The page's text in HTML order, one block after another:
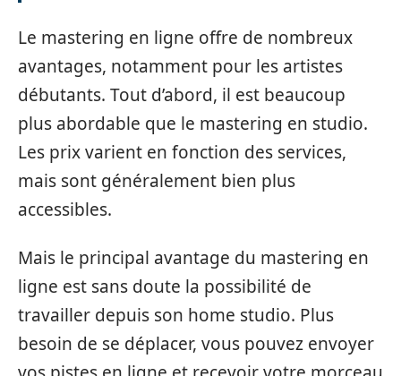
Le mastering en ligne offre de nombreux
avantages, notamment pour les artistes
débutants. Tout d’abord, il est beaucoup
plus abordable que le mastering en studio.
Les prix varient en fonction des services,
mais sont généralement bien plus
accessibles.
Mais le principal avantage du mastering en
ligne est sans doute la possibilité de
travailler depuis son home studio. Plus
besoin de se déplacer, vous pouvez envoyer